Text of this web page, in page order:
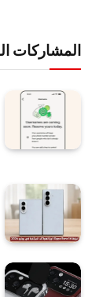
المشاركات